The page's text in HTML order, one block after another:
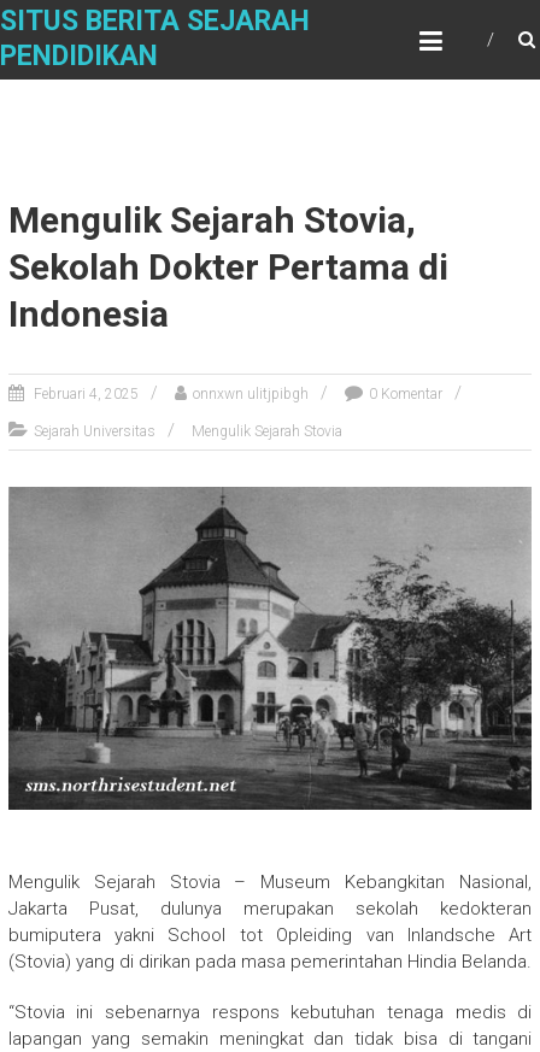
Skip
content
SITUS BERITA SEJARAH
PENDIDIKAN
Mengulik Sejarah Stovia,
Sekolah Dokter Pertama di
Indonesia
Februari 4, 2025 onnxwn ulitjpibgh 0 Komentar
Sejarah Universitas Mengulik Sejarah Stovia
Mengulik Sejarah Stovia – Museum Kebangkitan Nasional,
Jakarta Pusat, dulunya merupakan sekolah kedokteran
bumiputera yakni School tot Opleiding van Inlandsche Art
(Stovia) yang di dirikan pada masa pemerintahan Hindia Belanda.
“Stovia ini sebenarnya respons kebutuhan tenaga medis di
lapangan yang semakin meningkat dan tidak bisa di tangani